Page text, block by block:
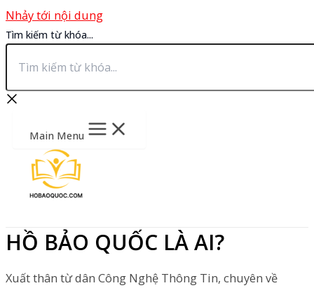
Nhảy tới nội dung
Tìm kiếm từ khóa...
Main Menu
HỒ BẢO QUỐC LÀ AI?
Xuất thân từ dân Công Nghệ Thông Tin, chuyên về